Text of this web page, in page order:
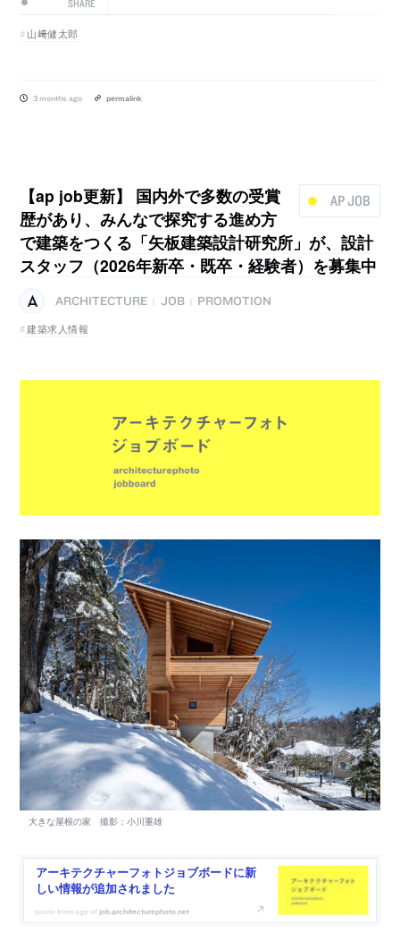
SHARE
山﨑健太郎
3 months ago permalink
AP JOB
【ap job更新】 国内外で多数の受賞
歴があり、みんなで探究する進め方
で建築をつくる「矢板建築設計研究所」が、設計
スタッフ（2026年新卒・既卒・経験者）を募集中
ARCHITECTURE JOB
PROMOTION
建築求人情報
アーキテクチャーフォトジョブボードに新
しい情報が追加されました
job.architecturephoto.net